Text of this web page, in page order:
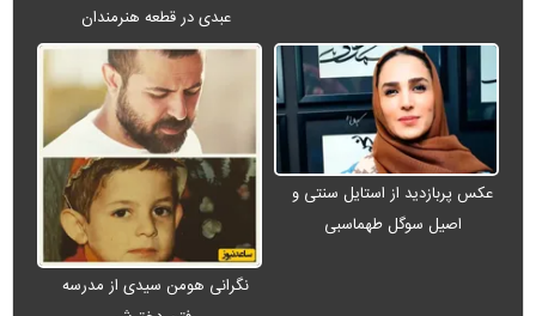
عبدی در قطعه هنرمندان
عکس پربازدید از استایل سنتی و
اصیل سوگل طهماسبی
نگرانی هومن سیدی از مدرسه